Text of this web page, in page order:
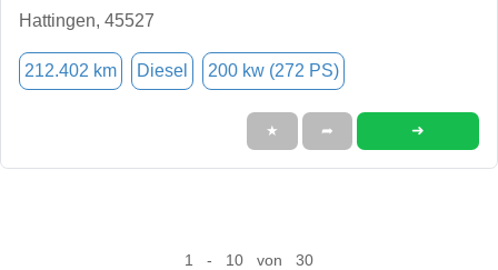
Hattingen, 45527
212.402 km Diesel 200 kw (272 PS)
★ ➦ ➜
1 - 10 von 30